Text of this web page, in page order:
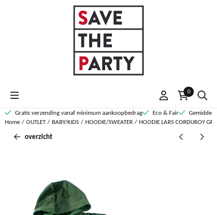
Cookievoorkeuren zijn momenteel gesloten.
0
Gratis verzending vanaf minimum aankoopbedrag Eco & Fair
Home / OUTLET / BABY/KIDS / HOODIE/SWEATER / HOODIE LARS CORDUROY
overzicht